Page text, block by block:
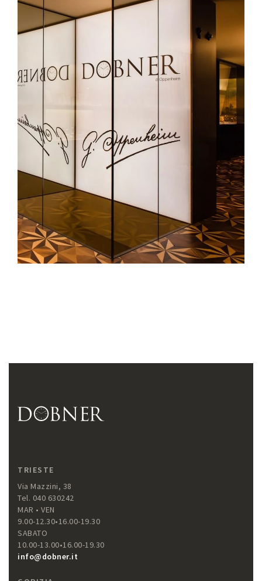
TRIESTE
Via Mazzini, 38
Tel. 040 630242
MAR • VEN
9.00-12.30•16.00-19.30
SABATO
10.00-13.00•16.00-19.30
info@dobner.it